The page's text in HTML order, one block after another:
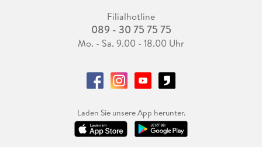
Filialhotline
089 - 30 75 75 75
Mo. - Sa. 9.00 - 18.00 Uhr
Laden Sie unsere App herunter.